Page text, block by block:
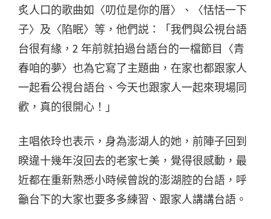
炙人口的歌曲如〈叨位是你的厝〉、〈恬恬一下
子〉及〈陷眠〉等，他們説：「我們與公視台語
台很有緣，2 年前就拍過台語台的一檔節目〈青
春咱的夢〉也為它寫了主題曲，在家也都跟家人
一起看公視台語台、今天也跟家人一起來現場同
歡，真的很開心！」
主唱依玲也表示，身為澎湖人的她，前陣子回到
睽違十幾年沒回去的老家七美，覺得很感動，最
近都在重新熟悉小時候曾說的澎湖腔的台語，呼
籲台下的大家也要多多練習、跟家人講講台語。